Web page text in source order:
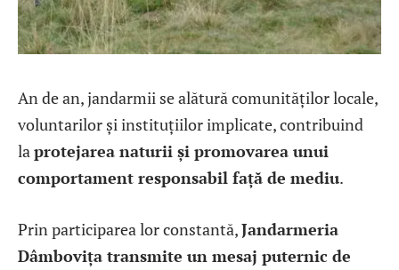
An de an, jandarmii se alătură comunităților locale,
voluntarilor și instituțiilor implicate, contribuind
laprotejarea naturii și promovarea unui
comportament responsabil față de mediu.
Prin participarea lor constantă,Jandarmeria
Dâmbovița transmite un mesaj puternic de